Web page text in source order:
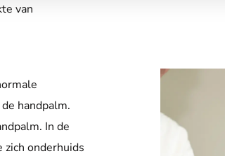
van
handpalm.
In de
onderhuids